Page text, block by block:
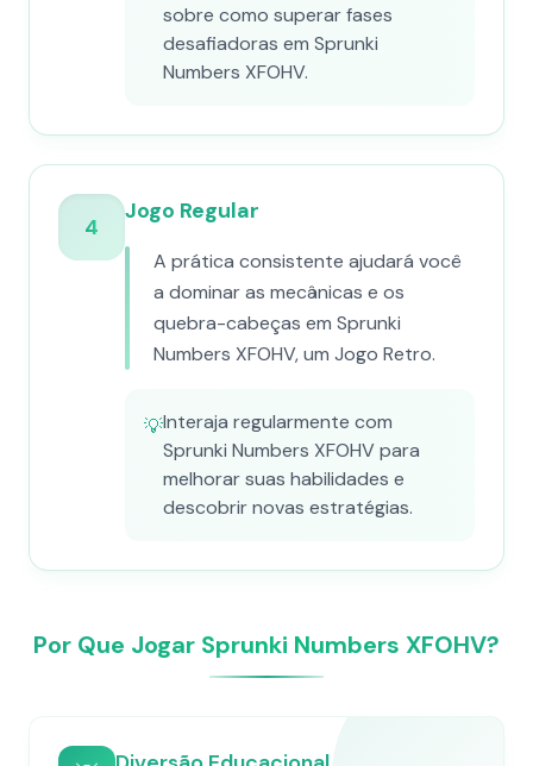
sobre como superar fases
desafiadoras em Sprunki
Numbers XFOHV.
4
Jogo Regular
A prática consistente ajudará você
a dominar as mecânicas e os
quebra-cabeças em Sprunki
Numbers XFOHV, um Jogo Retro.
💡Interaja regularmente com
Sprunki Numbers XFOHV para
melhorar suas habilidades e
descobrir novas estratégias.
Por Que Jogar Sprunki Numbers XFOHV?